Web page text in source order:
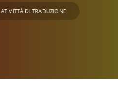
ATIVITTÀ DI TRADUZIONE